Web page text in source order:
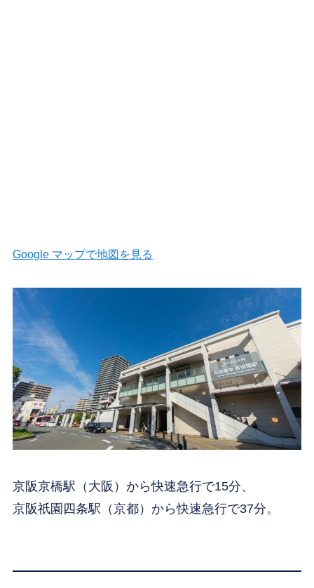
Google マップで地図を見る
京阪京橋駅（大阪）から快速急行で15分、
京阪祇園四条駅（京都）から快速急行で37分。